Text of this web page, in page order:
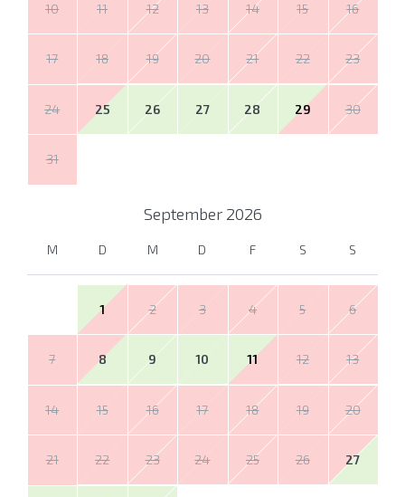
10 11 12 13 14 15 16
17 18 19 20 21 22 23
24 25 26 27 28 29 30
31
September 2026
M D M D F S S
1 2 3 4 5 6
7 8 9 10 11 12 13
14 15 16 17 18 19 20
21 22 23 24 25 26 27